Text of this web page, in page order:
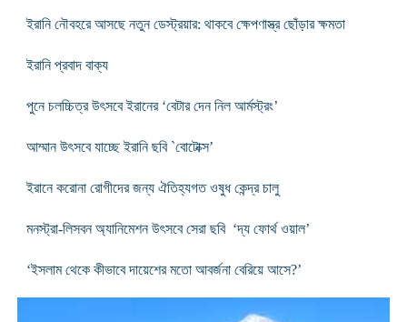
ইরানি নৌবহরে আসছে নতুন ডেস্ট্রয়ার: থাকবে ক্ষেপণাস্ত্র ছোঁড়ার ক্ষমতা
ইরানি প্রবাদ বাক্য
পুনে চলচ্চিত্র উৎসবে ইরানের ‘বেটার দেন নিল আর্মস্ট্রং’
আম্মান উৎসবে যাচ্ছে ইরানি ছবি `বোটোক্স’
ইরানে করোনা রোগীদের জন্য ঐতিহ্যগত ওষুধ কেন্দ্র চালু
মনস্ট্রা-লিসবন অ্যানিমেশন উৎসবে সেরা ছবি ‘দ্য ফোর্থ ওয়াল’
‘ইসলাম থেকে কীভাবে দায়েশের মতো আবর্জনা বেরিয়ে আসে?’